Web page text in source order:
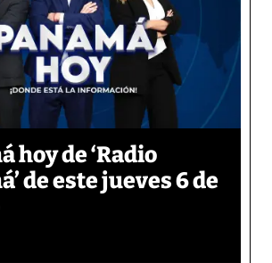
hoy de ‘Radio
de este jueves 6 de